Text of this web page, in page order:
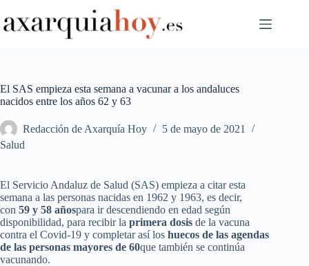
al
contenido
El SAS empieza esta semana a vacunar a los andaluces
nacidos entre los años 62 y 63
Redacción de Axarquía Hoy
5 de mayo de 2021
Salud
El Servicio Andaluz de Salud (SAS) empieza a citar esta
semana a las personas nacidas en 1962 y 1963, es decir,
con 59 y 58 añospara ir descendiendo en edad según
disponibilidad, para recibir la primera dosis de la vacuna
contra el Covid-19 y completar así los huecos de las agendas
de las personas mayores de 60que también se continúa
vacunando.